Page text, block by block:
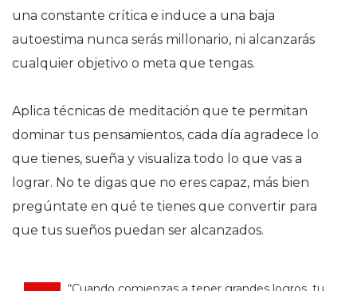
una constante crítica e induce a una baja
autoestima nunca serás millonario, ni alcanzarás
cualquier objetivo o meta que tengas.
Aplica técnicas de meditación que te permitan
dominar tus pensamientos, cada día agradece lo
que tienes, sueña y visualiza todo lo que vas a
lograr. No te digas que no eres capaz, más bien
pregúntate en qué te tienes que convertir para
que tus sueños puedan ser alcanzados.